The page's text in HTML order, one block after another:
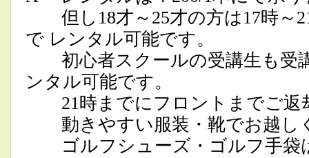
但し18才～25才の方は17時～
で レンタル可能です。
初心者スクールの受講生も受
ンタル可能です。
21時までにフロントまでご
動きやすい服装・靴でお越し
ゴルフシューズ・ゴルフ手袋